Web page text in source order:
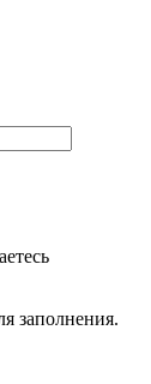
заполнения.